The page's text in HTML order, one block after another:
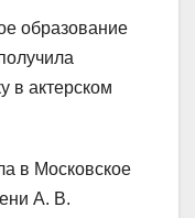
образование
в актерском
в Московское
А. В.